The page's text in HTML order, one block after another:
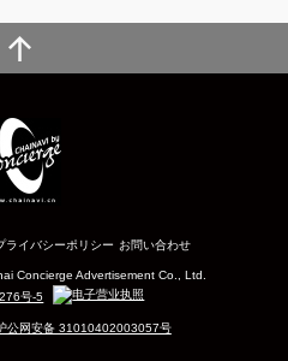
ライバシーポリシー お問い合わせ
Concierge Advertisement Co., Ltd.
号-5
公网安备 31010402003057号